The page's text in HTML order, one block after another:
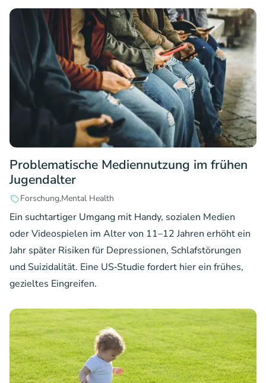
Problematische Mediennutzung im frühen
Jugendalter
ForschungMental Health
Ein suchtartiger Umgang mit Handy, sozialen Medien
oder Videospielen im Alter von 11–12 Jahren erhöht ein
Jahr später Risiken für Depressionen, Schlafstörungen
und Suizidalität. Eine US‑Studie fordert hier ein frühes,
gezieltes Eingreifen.